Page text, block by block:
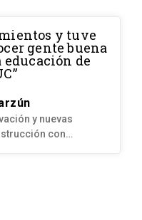
y tuve
gente buena
de
y nuevas
con